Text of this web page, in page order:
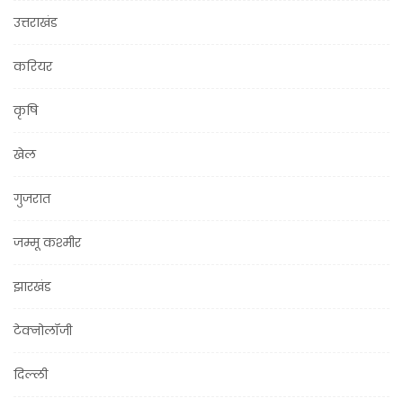
उत्तराखंड
करियर
कृषि
खेल
गुजरात
जम्मू कश्मीर
झारखंड
टेक्नोलॉजी
दिल्ली